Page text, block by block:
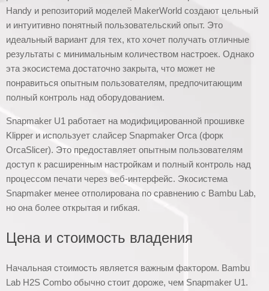
Handy и репозиторий моделей MakerWorld создают цельный
и интуитивно понятный пользовательский опыт. Это
идеальный вариант для тех, кто хочет получать отличные
результаты с минимальным количеством настроек. Однако
эта экосистема достаточно закрыта, что может не
понравиться опытным пользователям, предпочитающим
полный контроль над оборудованием.
Snapmaker U1 работает на модифицированной прошивке
Klipper и использует слайсер Snapmaker Orca (форк
OrcaSlicer). Это предоставляет опытным пользователям
доступ к расширенным настройкам и полный контроль над
процессом печати через веб-интерфейс. Экосистема
Snapmaker менее отполирована по сравнению с Bambu Lab,
но она более открытая и гибкая.
Цена и стоимость владения
Начальная стоимость является важным фактором. Bambu
Lab H2S Combo обычно стоит дороже, чем Snapmaker U1.